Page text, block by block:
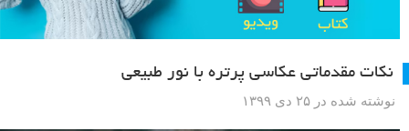
نکات مقدماتی عکاسی پرتره با نور طبیعی
نوشته شده در ۲۵ دی ۱۳۹۹